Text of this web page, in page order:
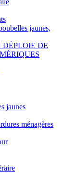
jaunes,
DE
jaunes
ménagères